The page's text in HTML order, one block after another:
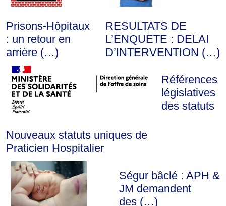
Prisons-Hôpitaux
: un retour en
arrière (…)
RESULTATS DE
L’ENQUETE : DELAI
D’INTERVENTION (…)
Nouveaux statuts uniques de
Praticien Hospitalier
Références
législatives
des statuts
Ségur bâclé : APH &
JM demandent
des (…)